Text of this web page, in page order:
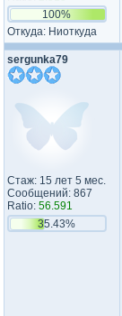
100%
Откуда: Ниоткуда
sergunka79
Стаж: 15 лет 5 мес.
Сообщений: 867
Ratio: 56.591
35.43%